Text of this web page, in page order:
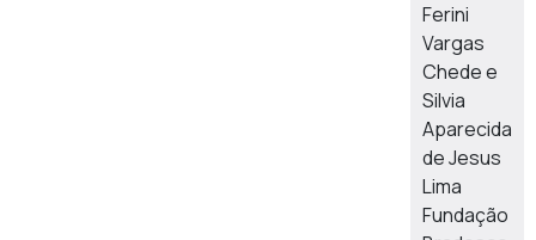
Ferini
Vargas
Chede e
Silvia
Aparecida
de Jesus
Lima
Fundação